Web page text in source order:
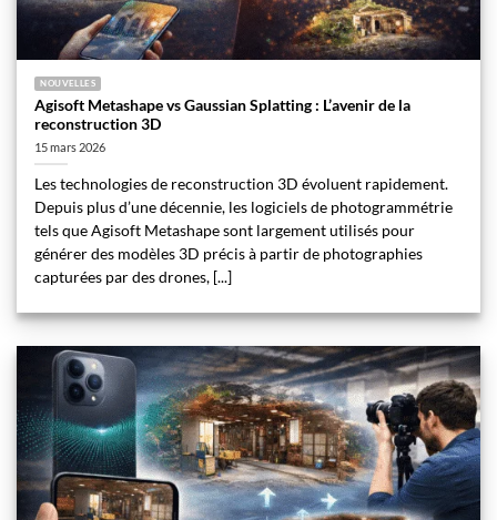
NOUVELLES
Agisoft Metashape vs Gaussian Splatting : L’avenir de la
reconstruction 3D
15 mars 2026
Les technologies de reconstruction 3D évoluent rapidement.
Depuis plus d’une décennie, les logiciels de photogrammétrie
tels que Agisoft Metashape sont largement utilisés pour
générer des modèles 3D précis à partir de photographies
capturées par des drones, [...]